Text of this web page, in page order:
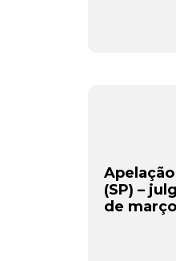
(SP) –
de